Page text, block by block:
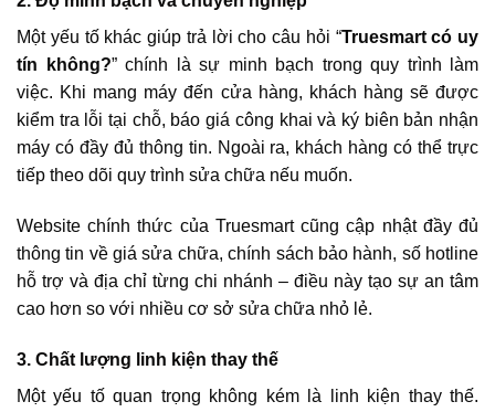
Một yếu tố khác giúp trả lời cho câu hỏi “Truesmart có uy
tín không?” chính là sự minh bạch trong quy trình làm
việc. Khi mang máy đến cửa hàng, khách hàng sẽ được
kiểm tra lỗi tại chỗ, báo giá công khai và ký biên bản nhận
máy có đầy đủ thông tin. Ngoài ra, khách hàng có thể trực
tiếp theo dõi quy trình sửa chữa nếu muốn.
Website chính thức của Truesmart cũng cập nhật đầy đủ
thông tin về giá sửa chữa, chính sách bảo hành, số hotline
hỗ trợ và địa chỉ từng chi nhánh – điều này tạo sự an tâm
cao hơn so với nhiều cơ sở sửa chữa nhỏ lẻ.
3. Chất lượng linh kiện thay thế
Một yếu tố quan trọng không kém là linh kiện thay thế.